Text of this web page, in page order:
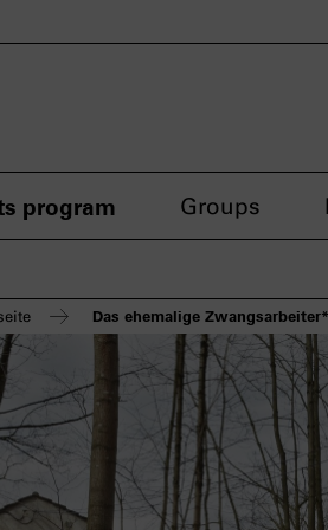
program Groups
Das ehemalige